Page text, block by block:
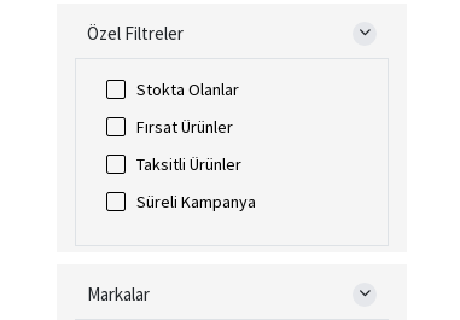
Özel Filtreler
Stokta Olanlar
Fırsat Ürünler
Taksitli Ürünler
Süreli Kampanya
Markalar